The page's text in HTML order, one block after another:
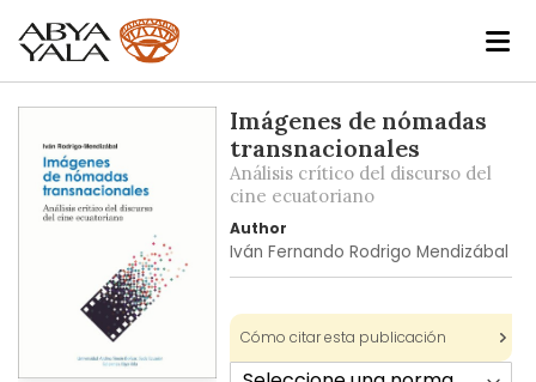
the
end
gallery
Imágenes de nómadas
transnacionales
Análisis crítico del discurso del
cine ecuatoriano
Author
Iván Fernando Rodrigo Mendizábal
Cómo citar esta publicación